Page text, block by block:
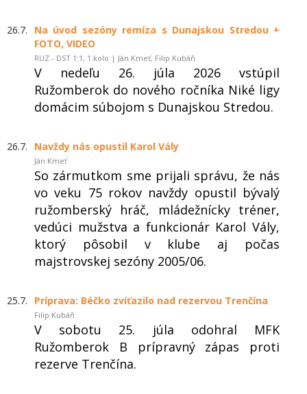
26.7.
Na úvod sezóny remíza s Dunajskou Stredou +
FOTO, VIDEO
RUZ - DST 1:1, 1.kolo | Ján Kmeť, Filip Kubáň
V nedeľu 26. júla 2026 vstúpil
Ružomberok do nového ročníka Niké ligy
domácim súbojom s Dunajskou Stredou.
26.7. Navždy nás opustil Karol Vály
Ján Kmeť
So zármutkom sme prijali správu, že nás
vo veku 75 rokov navždy opustil bývalý
ružomberský hráč, mládežnícky tréner,
vedúci mužstva a funkcionár Karol Vály,
ktorý pôsobil v klube aj počas
majstrovskej sezóny 2005/06.
25.7. Príprava: Béčko zvíťazilo nad rezervou Trenčína
Filip Kubáň
V sobotu 25. júla odohral MFK
Ružomberok B prípravný zápas proti
rezerve Trenčína.